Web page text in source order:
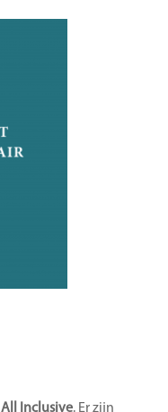
All Inclusive. Er zijn